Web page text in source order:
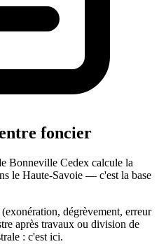
foncier
Bonneville Cedex calcule la
le Haute-Savoie — c'est la base
dégrèvement, erreur
après travaux ou division de
: c'est ici.